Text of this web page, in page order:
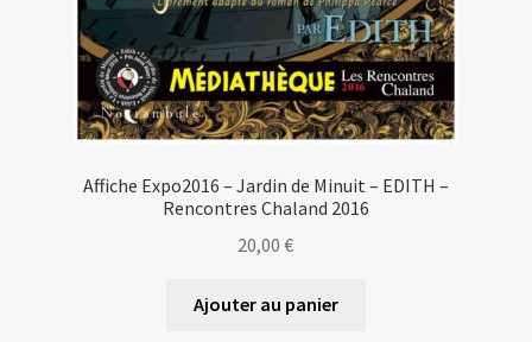
Affiche Expo2016 – Jardin de Minuit – EDITH –
Rencontres Chaland 2016
20,00€
Ajouter au panier